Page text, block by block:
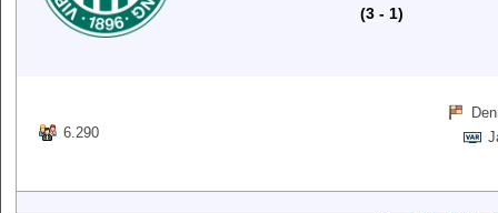
(3 - 1)
6.290